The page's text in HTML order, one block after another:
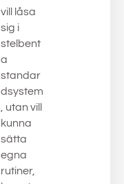
vill låsa
sig i
stelbent
a
standar
dsystem
, utan vill
kunna
sätta
egna
rutiner,